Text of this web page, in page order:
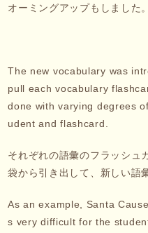
オーミングアップもしました。
The new vocabulary was
pull each vocabulary
done with varying degrees
udent and flashcard.
それぞれの語彙のフラッシュ
袋から引き出して、新しい語
As an example, Santa
s very difficult for the